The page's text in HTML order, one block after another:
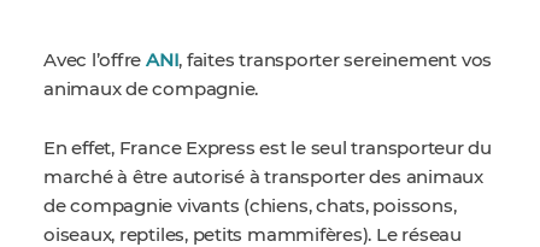
Avec l’offreANI, faites transporter sereinement vos
animaux de compagnie.
En effet, France Express est le seul transporteur du
marché à être autorisé à transporter des animaux
de compagnie vivants (chiens, chats, poissons,
oiseaux, reptiles, petits mammifères). Le réseau